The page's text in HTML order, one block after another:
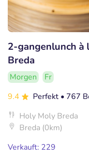
2-gangenlunch à
Breda
Morgen
Fr
9.4
Perfekt • 767
Holy Moly Breda
Breda (0km)
Verkauft: 229